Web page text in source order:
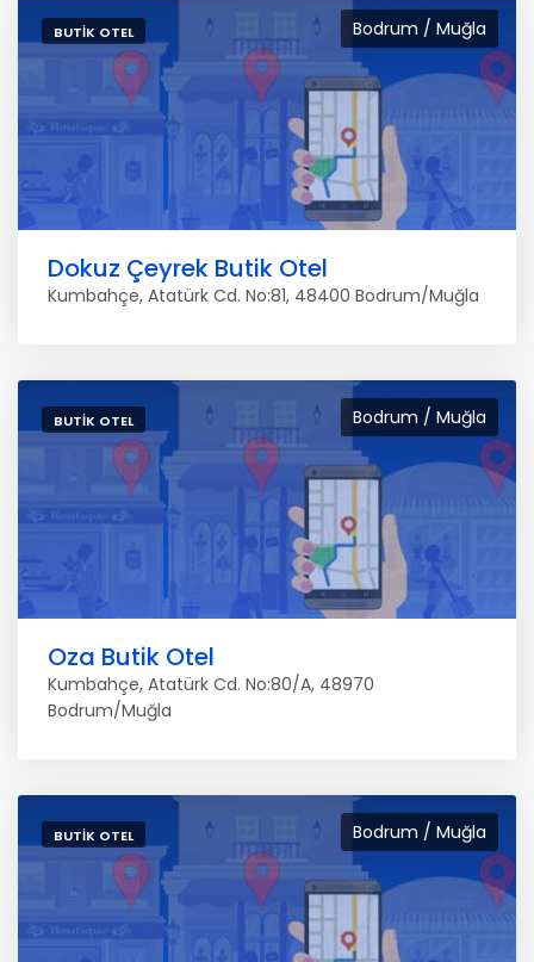
Bodrum / Muğla
BUTIK OTEL
Dokuz Çeyrek Butik Otel
Kumbahçe, Atatürk Cd. No:81, 48400 Bodrum/Muğla
Bodrum / Muğla
BUTIK OTEL
Oza Butik Otel
Kumbahçe, Atatürk Cd. No:80/A, 48970
Bodrum/Muğla
Bodrum / Muğla
BUTIK OTEL